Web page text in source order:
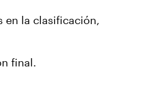
en la clasificación,
final.